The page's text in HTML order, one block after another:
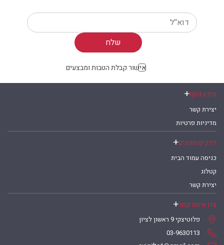
Your email
אישור קבלת הטבות ומבצעים
מידע נוסף
יצירת קשר
מדיניות פרטיות
לינקים נפוצים
כניסה עמוד הבית
קטלוג
יצירת קשר
צרו איתנו קשר
פלוטיצקי 9 ראשון לציון
03-9630113